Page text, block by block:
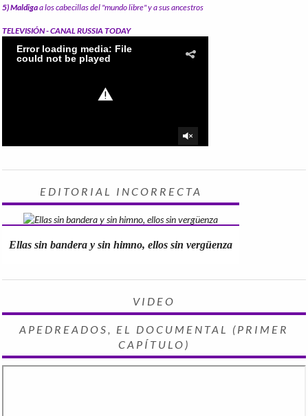
5) Maldigaa los cabecillas del "mundo libre" y a sus ancestros
TELEVISIÓN - CANAL RUSSIA TODAY
EDITORIAL INCORRECTA
Ellas sin bandera y sin himno, ellos sin vergüenza
VIDEO
APEDREADOS, EL DOCUMENTAL (PRIMER
CAPÍTULO)